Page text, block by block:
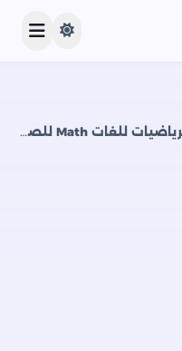
تقييمات الأسبوع الثالث في مادة الرياضيات للغات Math للصف الرابع الإبتدائي الترم الثاني 2025 بصيغة PDF